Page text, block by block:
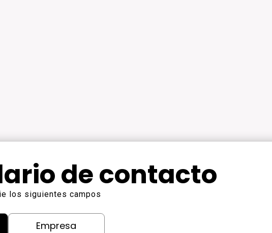
de contacto
los siguientes campos
Empresa